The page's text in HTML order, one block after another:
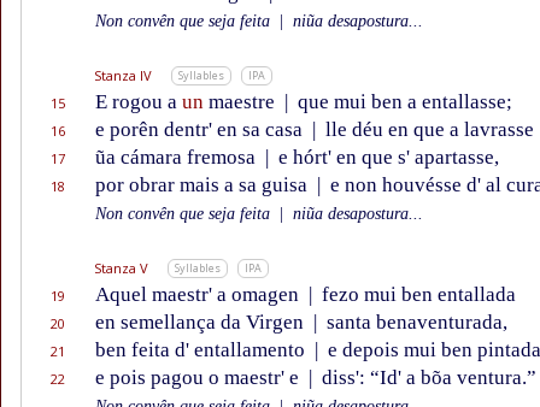
Non convên que seja feita niũa desapostura...
Stanza IV Syllables IPA
15 E rogou a un maestre | que mui ben a entallasse;
16 e porên dentr' en sa casa | lle déu en que a lavrasse
17 ũa cámara fremosa | e hórt' en que s' apartasse,
18 por obrar mais a sa guisa | e non houvésse d' al
Non convên que seja feita niũa desapostura...
Stanza V Syllables IPA
19 Aquel maestr' a omagen | fezo mui ben entallada
20 en semellança da Virgen | santa benaventurada,
21 ben feita d' entallamento | e depois mui ben
22 e pois pagou o maestr' e | diss': “Id' a bõa ventura.”